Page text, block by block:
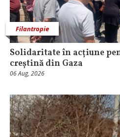
Filantropie
Solidaritate în acțiune
creștină din Gaza
06 Aug, 2026